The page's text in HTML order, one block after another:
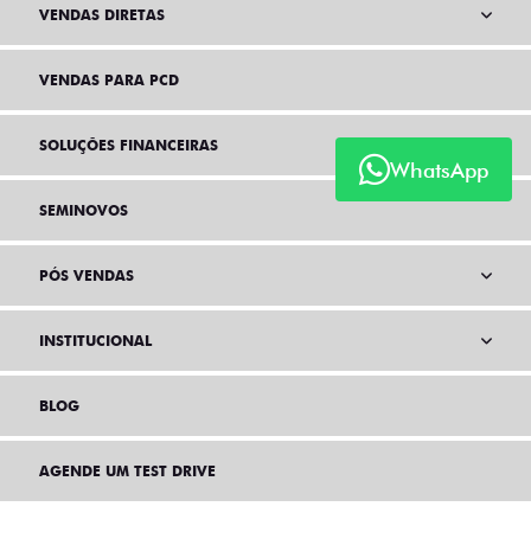
WhatsApp
VENDAS DIRETAS
VENDAS PARA PCD
SOLUÇÕES FINANCEIRAS
SEMINOVOS
PÓS VENDAS
INSTITUCIONAL
BLOG
AGENDE UM TEST DRIVE